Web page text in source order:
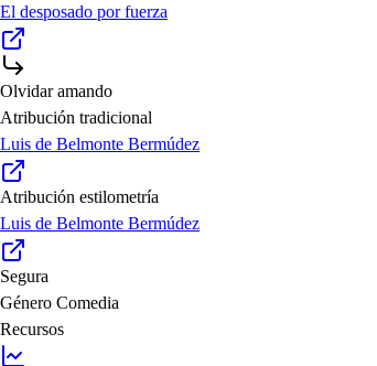
El desposado por fuerza
Olvidar amando
Atribución tradicional
Luis de Belmonte Bermúdez
Atribución estilometría
Luis de Belmonte Bermúdez
Segura
Género Comedia
Recursos